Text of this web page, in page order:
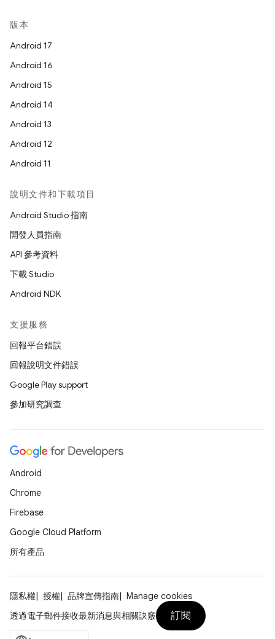
版本
Android 17
Android 16
Android 15
Android 14
Android 13
Android 12
Android 11
說明文件和下載項目
Android Studio 指南
開發人員指南
API 參考資料
下載 Studio
Android NDK
支援服務
回報平台錯誤
回報說明文件錯誤
Google Play support
參加研究調查
Android
Chrome
Firebase
Google Cloud Platform
所有產品
隱私權 授權 品牌宣傳指南
Manage cookies
透過電子郵件接收最新消息與相關訣竅
訂閱